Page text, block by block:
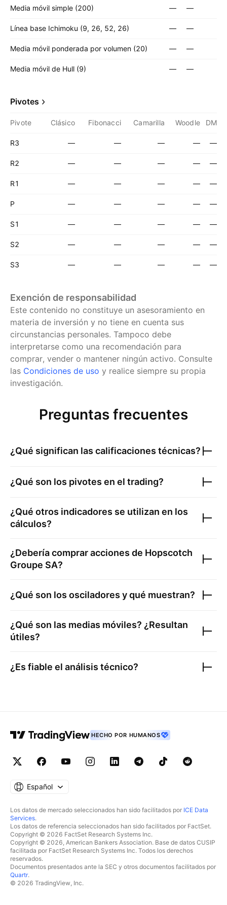
Media móvil simple (200) — —
Línea base Ichimoku (9, 26, 52, 26) — —
Media móvil ponderada por volumen (20) — —
Media móvil de Hull (9) — —
Pivotes
Pivote Clásico Fibonacci Camarilla Woodle DM
R3 — — — — —
R2 — — — — —
R1 — — — — —
P — — — — —
S1 — — — — —
S2 — — — — —
S3 — — — — —
Exención de responsabilidad
Este contenido no constituye un asesoramiento en
materia de inversión y no tiene en cuenta sus
circunstancias personales. Tampoco debe
interpretarse como una recomendación para
comprar, vender o mantener ningún activo. Consulte
las Condiciones de uso y realice siempre su propia
investigación.
Preguntas frecuentes
¿Qué significan las calificaciones técnicas?
¿Qué son los pivotes en el trading?
¿Qué otros indicadores se utilizan en los
cálculos?
¿Debería comprar acciones de Hopscotch
Groupe SA?
¿Qué son los osciladores y qué muestran?
¿Qué son las medias móviles? ¿Resultan
útiles?
¿Es fiable el análisis técnico?
HECHO POR HUMANOS
Español
Los datos de mercado seleccionados han sido facilitados por ICE Data
Services.
Los datos de referencia seleccionados han sido facilitados por FactSet.
Copyright © 2026 FactSet Research Systems Inc.
Copyright © 2026, American Bankers Association. Base de datos CUSIP
facilitada por FactSet Research Systems Inc. Todos los derechos
reservados.
Documentos presentados ante la SEC y otros documentos facilitados por
Quartr.
© 2026 TradingView, Inc.